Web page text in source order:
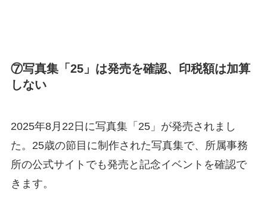
⑦写真集「25」は発売を確認、印税額は加算
しない
2025年8月22日に写真集「25」が発売されまし
た。25歳の節目に制作された写真集で、所属事務
所の公式サイトでも発売と記念イベントを確認で
きます。